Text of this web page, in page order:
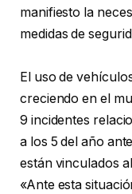
manifiesto la
medidas de
El uso de
creciendo en el
9 incidentes
a los 5 del año
están vinculados
«Ante esta